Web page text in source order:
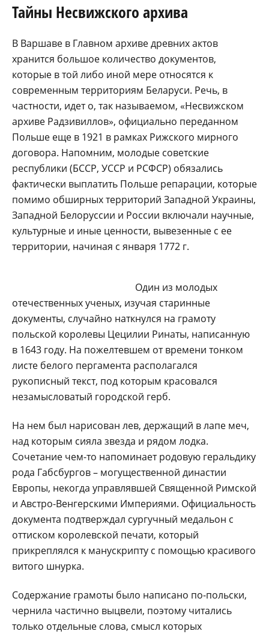
Тайны Несвижского архива
В Варшаве в Главном архиве древних актов
хранится большое количество документов,
которые в той либо иной мере относятся к
современным территориям Беларуси. Речь, в
частности, идет о, так называемом, «Несвижском
архиве Радзивиллов», официально переданном
Польше еще в 1921 в рамках Рижского мирного
договора. Напомним, молодые советские
республики (БССР, УССР и РСФСР) обязались
фактически выплатить Польше репарации, которые
помимо обширных территорий Западной Украины,
Западной Белоруссии и России включали научные,
культурные и иные ценности, вывезенные с ее
территории, начиная с января 1772 г.
Один из молодых
отечественных ученых, изучая старинные
документы, случайно наткнулся на грамоту
польской королевы Цецилии Ринаты, написанную
в 1643 году. На пожелтевшем от времени тонком
листе белого пергамента располагался
рукописный текст, под которым красовался
незамысловатый городской герб.
На нем был нарисован лев, держащий в лапе меч,
над которым сияла звезда и рядом лодка.
Сочетание чем-то напоминает родовую геральдику
рода Габсбургов – могущественной династии
Европы, некогда управлявшей Священной Римской
и Австро-Венгерскими Империями. Официальность
документа подтверждал сургучный медальон с
оттиском королевской печати, который
прикреплялся к манускрипту с помощью красивого
витого шнурка.
Содержание грамоты было написано по-польски,
чернила частично выцвели, поэтому читались
только отдельные слова, смысл которых